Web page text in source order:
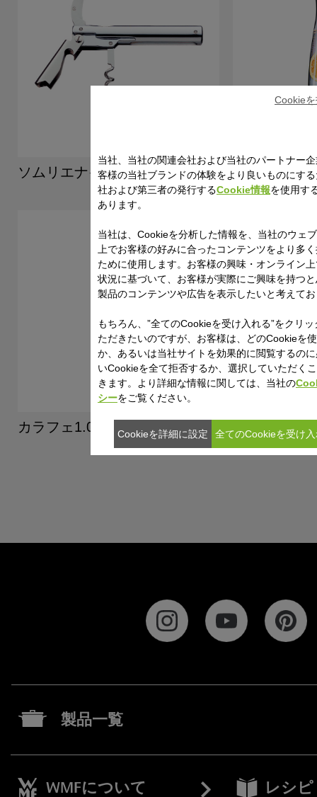
ソムリエナイフ カラフェ
カラフェ1.0L ブラック
製品一覧
WMFについて レシピ
当社、当社の関連会社および当社のパートナー
客様の当社ブランドの体験をより良いものにす
社および第三者の発行するCookie情報を使用す
あります。
当社は、Cookieを分析した情報を、当社のウェ
上でお客様の好みに合ったコンテンツをより多
ために使用します。お客様の興味・オンライン
状況に基づいて、お客様が実際にご興味を持つ
製品のコンテンツや広告を表示したいと考えて
もちろん、”全てのCookieを受け入れる”をクリ
ただきたいのですが、お客様は、どのCookieを
か、あるいは当社サイトを効果的に閲覧するの
いCookieを全て拒否するか、選択していただく
きます。より詳細な情報に関しては、当社の
シーをご覧ください。
Cookie
Cookieを詳細に設定 全てのCookieを受け